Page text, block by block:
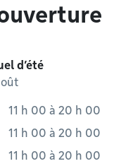
d’été
11 h 00 à 20 h 00
11 h 00 à 20 h 00
11 h 00 à 20 h 00